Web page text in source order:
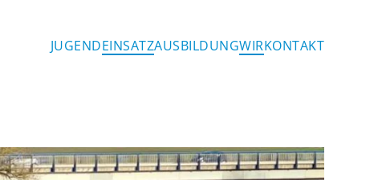
JUGENDEINSATZAUSBILDUNGWIRKONTAKT